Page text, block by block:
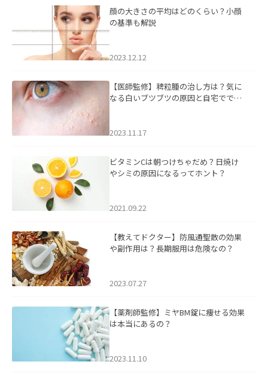
顔の大きさの平均はどのくらい？小顔
の基準も解説
2023.12.12
【医師監修】稗粒腫の治し方は？気に
なる白いブツブツの原因と自宅ででき
2023.11.17
ビタミンCは朝つけちゃだめ？日焼け
やシミの原因になるってホント？
2021.09.22
【教えてドクター】防風通聖散の効果
や副作用は？長期服用は危険なの？
2023.07.27
【薬剤師監修】ミヤBM錠に痩せる効果
は本当にあるの？
2023.11.10